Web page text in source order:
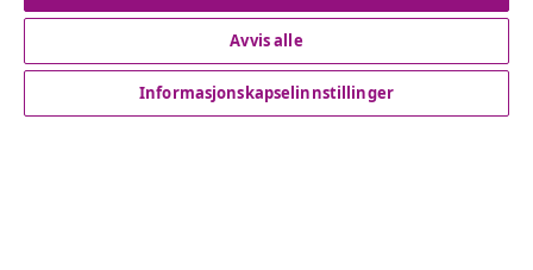
Kundeservice
Avvis alle
Informasjonskapselinnstillinger